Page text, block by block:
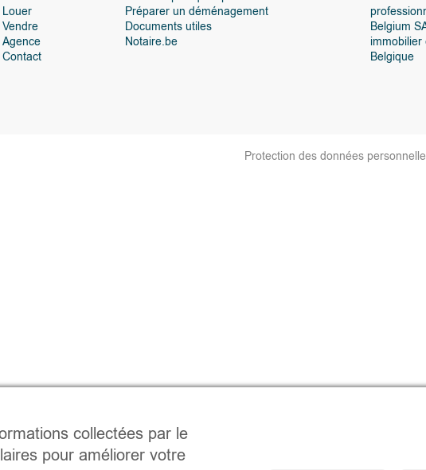
Louer
Vendre
Agence
Contact
Préparer un déménagement
Documents utiles
Notaire.be
Belgium
Belgique
Protection des données
collectées par le
pour améliorer votre